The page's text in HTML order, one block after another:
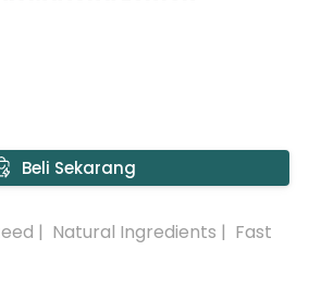
Beli Sekarang
|  Natural Ingredients |  Fast